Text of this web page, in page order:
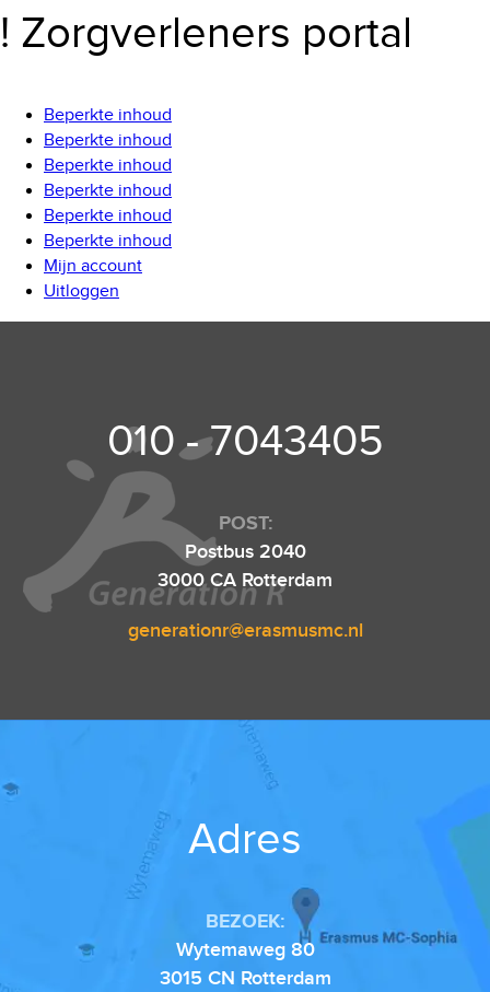
! Zorgverleners portal
Beperkte inhoud
Beperkte inhoud
Beperkte inhoud
Beperkte inhoud
Beperkte inhoud
Beperkte inhoud
Mijn account
Uitloggen
010 - 7043405
POST:
Postbus 2040
3000 CA Rotterdam
generationr@erasmusmc.nl
Adres
BEZOEK:
Wytemaweg 80
3015 CN Rotterdam